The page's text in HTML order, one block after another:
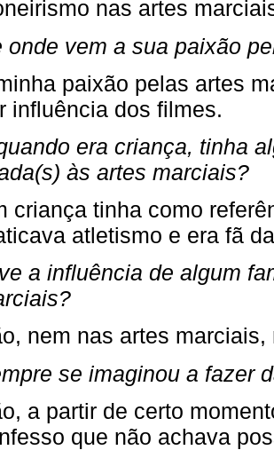
nas artes
onde vem a sua paixão
paixão pelas artes
influência dos filmes.
era criança, tinha
às artes marciais?
criança tinha como
atletismo e era fã
a influência de algum
nem nas artes
se imaginou a fazer
a partir de certo
que não achava